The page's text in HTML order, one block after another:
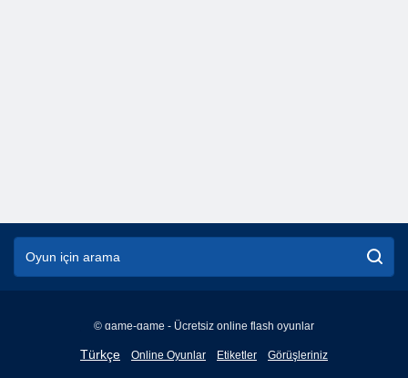
© game-game - Ücretsiz online flash oyunlar
Türkçe
English
Online Oyunlar Etiketler Görüşleriniz